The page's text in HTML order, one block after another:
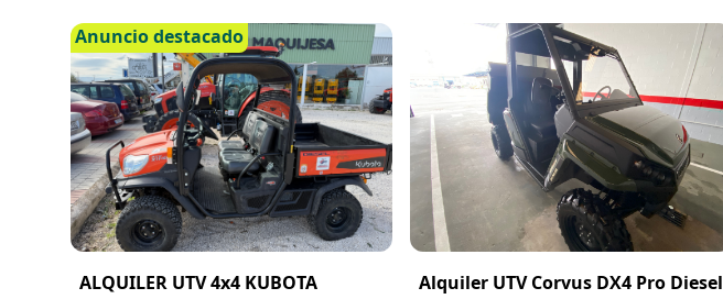
Anuncio destacado
ALQUILER UTV 4x4 KUBOTA
Alquiler UTV Corvus DX4 Pro Diesel